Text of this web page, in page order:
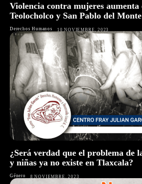
Violencia contra mujeres aumenta
Teolocholco y San Pablo del Monte
Derechos Humanos 10 NOVIEMBRE, 2023
¿Será verdad que el problema de
y niñas ya no existe en Tlaxcala?
Género 8 NOVIEMBRE, 2023